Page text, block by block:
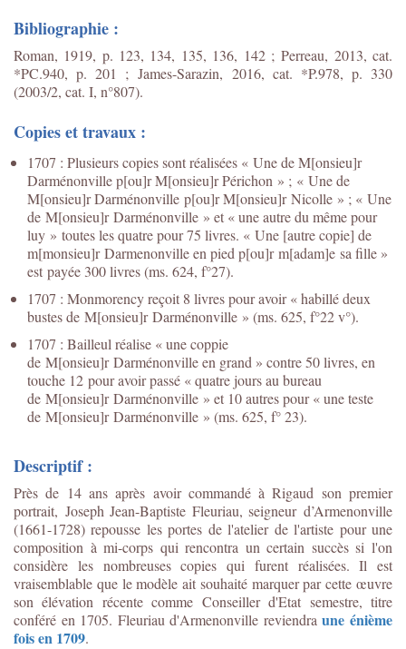
Bibliographie :
Roman, 1919, p. 123, 134, 135, 136, 142 ; Perreau, 2013, cat.
*PC.940, p. 201 ;James-Sarazin, 2016, cat. *P.978, p. 330
(2003/2, cat. I, n°807).
Copies et travaux :
1707 : Plusieurs copies sont réalisées « Une de M[onsieu]r
Darménonville p[ou]r M[onsieu]r Périchon » ; « Une de
M[onsieu]r Darménonville p[ou]r M[onsieu]r Nicolle » ; « Une
de M[onsieu]r Darménonville » et « une autre du même pour
luy » toutes les quatre pour 75 livres. « Une [autre copie] de
m[monsieu]r Darmenonville en pied p[ou]r m[adam]e sa fille »
est payée 300 livres (ms. 624, f°27).
1707 : Monmorency reçoit 8 livres pour avoir « habillé deux
bustes de M[onsieu]r Darménonville » (ms. 625, f°22 v°).
1707 : Bailleul réalise « une coppie
de M[onsieu]r Darménonville en grand » contre 50 livres, en
touche 12 pour avoir passé « quatre jours au bureau
de M[onsieu]r Darménonville » et 10 autres pour « une teste
de M[onsieu]r Darménonville » (ms. 625, f° 23).
Descriptif :
Près de 14 ans après avoir commandé à Rigaud son premier
portrait, Joseph Jean-Baptiste Fleuriau, seigneur d’Armenonville
(1661-1728) repousse les portes de l'atelier de l'artiste pour une
composition à mi-corps qui rencontra un certain succès si l'on
considère les nombreuses copies qui furent réalisées. Il est
vraisemblable que le modèle ait souhaité marquer par cette œuvre
son élévation récente comme Conseiller d'Etat semestre, titre
conféré en 1705. Fleuriau d'Armenonville reviendraune énième
fois en 1709.